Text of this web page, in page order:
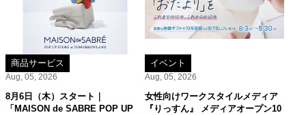
商品サービス
Aug, 05, 2026
8月6日（木）スタート｜
「MAISON de SABRE POP UP
イベント
Aug, 05, 2026
女性向けワークスタイルメディア
『りっすん』 メディアオープン10